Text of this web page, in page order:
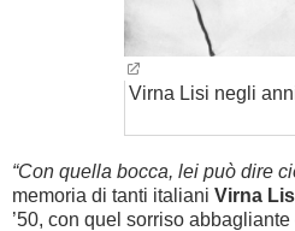
Virna Lisi negli
“Con quella bocca, lei può dire
memoria di tanti italiani Virna
’50, con quel sorriso